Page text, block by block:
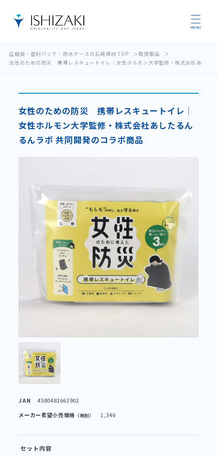
圧縮袋・密封パック・防水ケースの石崎資材 TOP
取扱製品
女性のための防災 携帯レスキュートイレ｜女性ホルモン大学監修・株式会社あしたるんるんラボ 共同開発のコラボ商品
女性のための防災 携帯レスキュートイレ｜
女性ホルモン大学監修・株式会社あしたるん
るんラボ 共同開発のコラボ商品
JAN
4580481663902
メーカー希望小売価格 （税別） 1,346
セット内容